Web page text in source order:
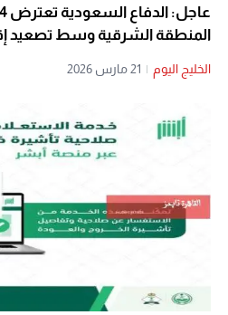
المنطقة الشرقية وسط تصعيد
الخليج اليوم | 21 مارس 2026